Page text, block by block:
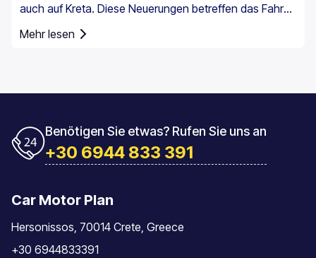
auch auf Kreta. Diese Neuerungen betreffen das Fahren
im Alltag, insbesondere die
Geschwindigkeitsüberwachung und die Pflichten der
Mehr lesen
Benötigen Sie etwas? Rufen Sie uns an
+30 6944 833 391
Car Motor Plan
Hersonissos, 70014 Crete, Greece
+30 6944833391